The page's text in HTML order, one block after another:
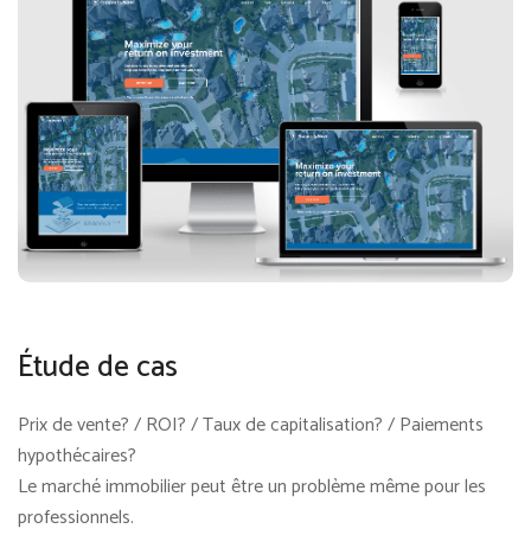
Étude de cas
Prix de vente? / ROI? / Taux de capitalisation? / Paiements
hypothécaires?
Le marché immobilier peut être un problème même pour les
professionnels.